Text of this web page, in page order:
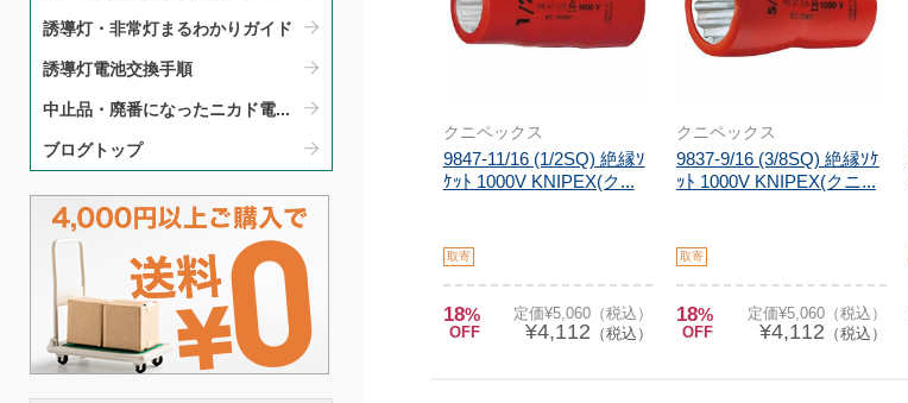
誘導灯・非常灯まるわかりガイド​
誘導灯電池交換手順​
中止品・廃番になったニカド電...
ブログトップ
クニペックス
9847-11/16 (1/2SQ) 絶縁ｿ
ｹｯﾄ 1000V KNIPEX(ク...
取寄
18%
OFF
定価¥5,060（税込）
¥4,112 （税込）
クニペックス
9837-9/16 (3/8SQ) 絶縁ｿｹ
ｯﾄ 1000V KNIPEX(クニ...
取寄
18%
OFF
定価¥5,060（税込）
¥4,112 （税込）